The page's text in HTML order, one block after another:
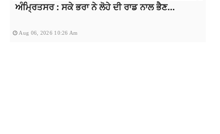
ਅੰਮ੍ਰਿਤਸਰ : ਸਕੇ ਭਰਾ ਨੇ ਲੋਹੇ ਦੀ ਰਾਡ ਨਾਲ ਭੈਣ...
Aug 06, 2026 10:26 Am